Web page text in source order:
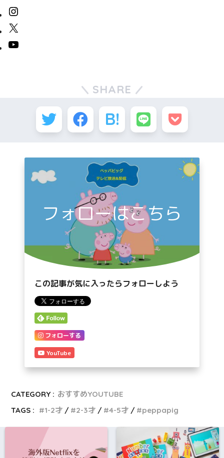
SHARE
フォローはこちら
この記事が気に入ったらフォローしよう
フォローする
YouTube
CATEGORY : おすすめYOUTUBE
TAGS :
1-2才 2-3才 4-5才 peppapig